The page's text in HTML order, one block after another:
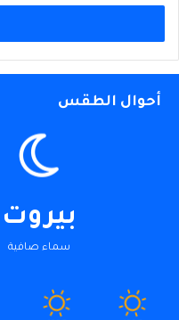
الإلكتروني
أحوال الطقس
بيروت
سماء صافية